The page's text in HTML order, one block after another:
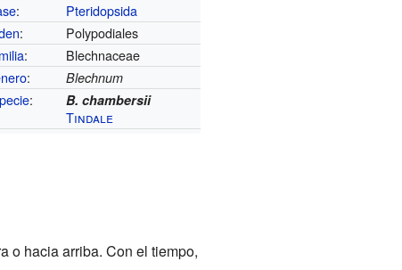
:
Pteridopsida
:
Polypodiales
:
Blechnaceae
: Blechnum
: B. chambersii
Tindale
o hacia arriba. Con el tiempo,